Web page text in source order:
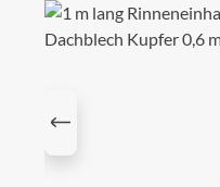
Bildergalerie